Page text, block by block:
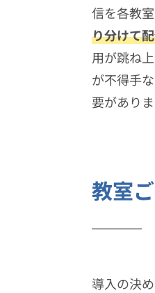
信を各教
り分けて
用が跳ね
が不得手
要がありま
教室
導入の決め